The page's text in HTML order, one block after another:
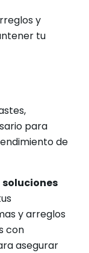
y
tu
para
de
soluciones
y arreglos
con
asegurar